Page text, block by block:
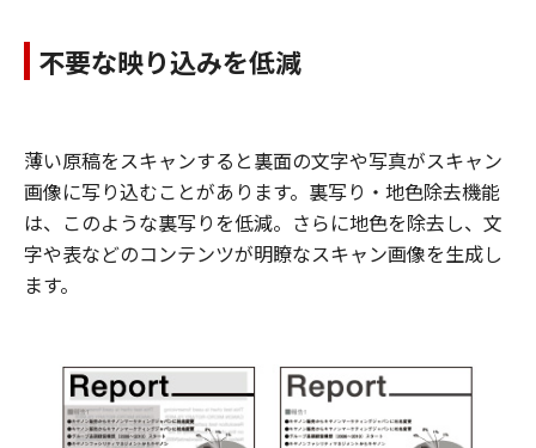
不要な映り込みを低減
薄い原稿をスキャンすると裏面の文字や写真がスキャン
画像に写り込むことがあります。裏写り・地色除去機能
は、このような裏写りを低減。さらに地色を除去し、文
字や表などのコンテンツが明瞭なスキャン画像を生成し
ます。